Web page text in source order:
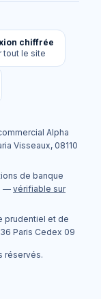
chiffrée
tout le site
Alpha
Visseaux, 08110
de banque
— vérifiable sur
prudentiel et de
Paris Cedex 09
réservés.